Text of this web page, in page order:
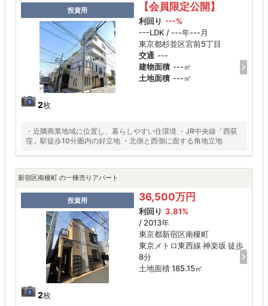
投資用
2枚
【会員限定公開】
利回り ---%
---LDK / ---年---月
東京都杉並区宮前5丁目
交通 ---
建物面積 ---㎡
土地面積 ---㎡
・近隣商業地域に位置し、暮らしやすい住環境 ・JR中央線「西荻
窪」駅徒歩10分圏内の好立地 ・北側と西側に面する角地立地
新宿区南榎町 の一棟売りアパート
投資用
2枚
36,500万円
利回り 3.81%
/ 2013年
東京都新宿区南榎町
東京メトロ東西線 神楽坂 徒歩
8分
土地面積 185.15㎡